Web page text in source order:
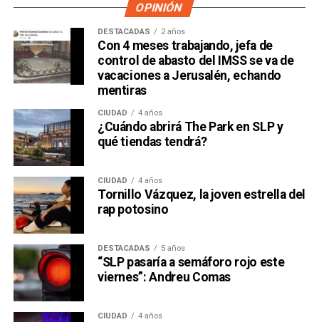
OPINIÓN
DESTACADAS 2 años
Con 4 meses trabajando, jefa de
control de abasto del IMSS se va de
vacaciones a Jerusalén, echando
mentiras
CIUDAD 4 años
¿Cuándo abrirá The Park en SLP y
qué tiendas tendrá?
CIUDAD 4 años
Tornillo Vázquez, la joven estrella del
rap potosino
DESTACADAS 5 años
“SLP pasaría a semáforo rojo este
viernes”: Andreu Comas
CIUDAD 4 años